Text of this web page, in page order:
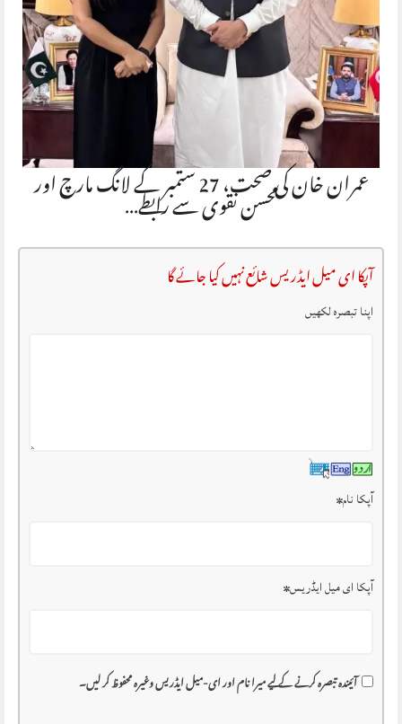
عمران خان کی صحت، 27 ستمبر کے لانگ مارچ اورمحسن نقوی سے رابطے…
آپکا ای میل ایڈریس شائع نہیں کیا جائے گا
اپنا تبصرہ لکھیں
آپکا نام*
آپکا ای میل ایڈریس*
آئیندہ تبصرہ کرنے کے لیے میرا نام اور ای-میل ایڈریس وغیرہ محفوظ کر لیں۔